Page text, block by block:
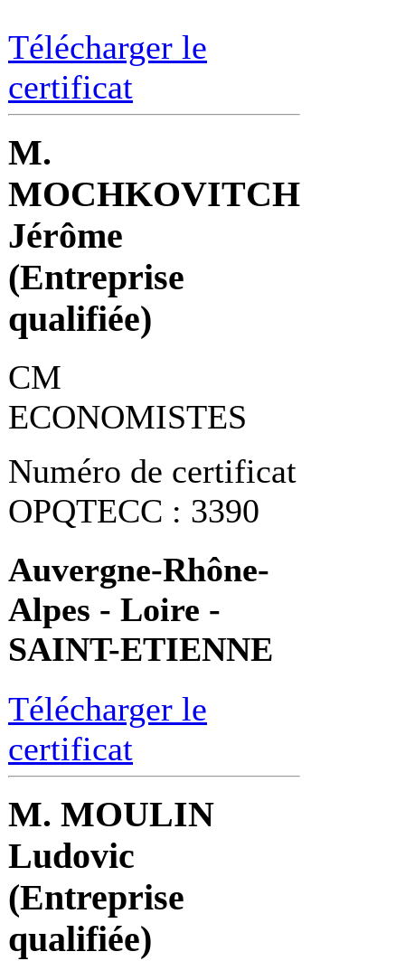
Télécharger le
certificat
M.
MOCHKOVITCH
Jérôme
(Entreprise
qualifiée)
CM
ECONOMISTES
Numéro de certificat
OPQTECC : 3390
Auvergne-Rhône-
Alpes - Loire -
SAINT-ETIENNE
Télécharger le
certificat
M. MOULIN
Ludovic
(Entreprise
qualifiée)